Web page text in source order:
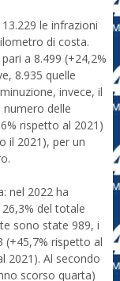
le infrazioni
di costa.
a 8.499 (+24,2%
8.935 quelle
invece, il
numero delle
rispetto al 2021)
il 2021), per un
nel 2022 ha
del totale
sono state 989, i
(+45,7% rispetto al
2021). Al secondo
scorso quarta)